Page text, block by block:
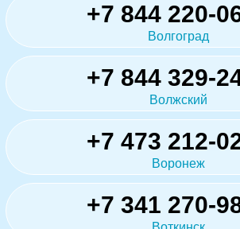
+7 844 220-
Волгоград
+7 844 329-
Волжский
+7 473 212-
Воронеж
+7 341 270-